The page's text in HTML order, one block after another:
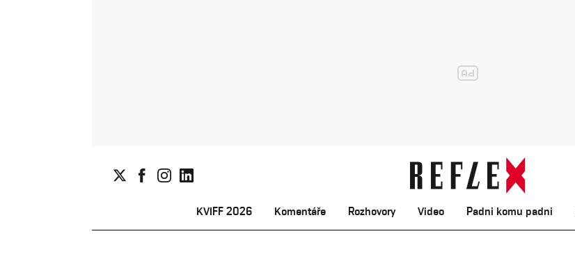
KVIFF 2026 Komentáře Rozhovory Video Padni komu padni